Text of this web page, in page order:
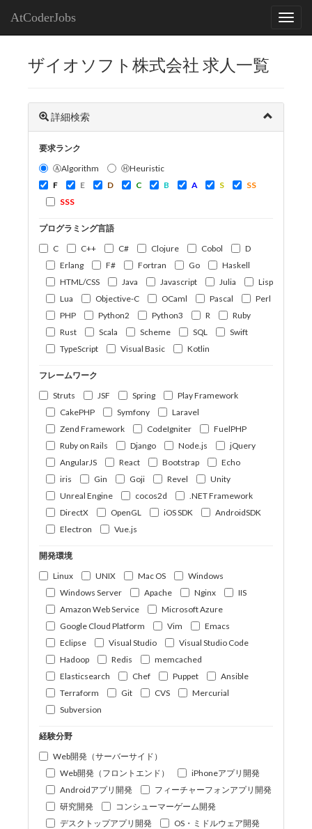
AtCoderJobs
ザイオソフト株式会社 求人一覧
詳細検索
要求ランク
ⒶAlgorithm
ⒽHeuristic
F
E D C B A S
SS
SSS
プログラミング言語
C
C++ C# Clojure Cobol
D
Erlang
F# Fortran Go
Haskell
HTML/CSS
Java Javascript Julia
Lisp
Lua
Objective-C OCaml Pascal
Perl
PHP
Python2 Python3 R
Ruby
Rust
Scala Scheme SQL
Swift
TypeScript
Visual Basic Kotlin
フレームワーク
Struts
JSF Spring
Play Framework
CakePHP
Symfony
Laravel
Zend Framework
CodeIgniter
FuelPHP
Ruby on Rails
Django Node.js
jQuery
AngularJS
React Bootstrap
Echo
iris
Gin Goji Revel
Unity
Unreal Engine
cocos2d
.NET Framework
DirectX
OpenGL iOS SDK
AndroidSDK
Electron
Vue.js
開発環境
Linux
UNIX Mac OS
Windows
Windows Server
Apache Nginx
IIS
Amazon Web Service
Microsoft Azure
Google Cloud Platform
Vim
Emacs
Eclipse
Visual Studio
Visual Studio Code
Hadoop
Redis
memcached
Elasticsearch
Chef Puppet
Ansible
Terraform
Git CVS
Mercurial
Subversion
経験分野
Web開発（サーバーサイド）
Web開発（フロントエンド）
iPhoneアプリ開発
Androidアプリ開発
フィーチャーフォンアプリ開発
研究開発
コンシューマーゲーム開発
デスクトップアプリ開発
OS・ミドルウェア開発